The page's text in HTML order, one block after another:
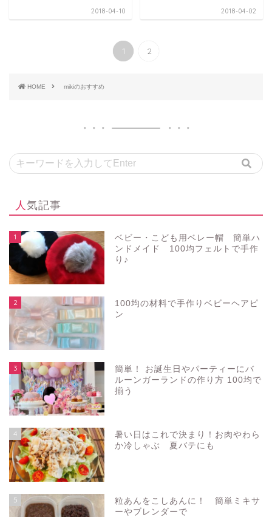
2018-04-10 2018-04-02
1 2
HOME mikiのおすすめ
人気記事
1
ベビー・こども用ベレー帽 簡単ハ
ンドメイド 100均フェルトで手作
り♪
2
100均の材料で手作りベビーヘアピ
ン
3
簡単！ お誕生日やパーティーにバ
ルーンガーランドの作り方 100均で
揃う
4
暑い日はこれで決まり！お肉やわら
か冷しゃぶ 夏バテにも
5
粒あんをこしあんに！ 簡単ミキサ
ーやブレンダーで